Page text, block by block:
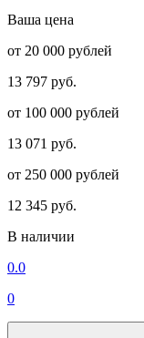
Ваша цена
от 20 000 рублей
13 797 руб.
от 100 000 рублей
13 071 руб.
от 250 000 рублей
12 345 руб.
В наличии
0.0
0